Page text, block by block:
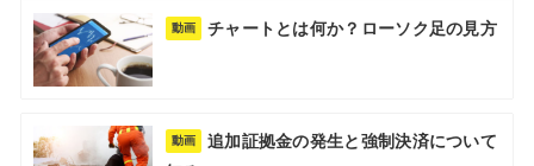
動画 チャートとは何か？ローソク足の見方
動画
追加証拠金の発生と強制決済について